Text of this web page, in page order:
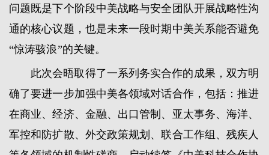
问题既是下个阶段中美战略与安全团队开展战略性沟
通的核心议题，也是未来一段时期中美关系能否避免
“惊涛骇浪”的关键。
此次会晤取得了一系列务实合作的成果，双方明
确了要进一步加强中美各领域对话合作，包括：推进
在商业、经济、金融、出口管制、亚太事务、海洋、
军控和防扩散、外交政策规划、联合工作组、残疾人